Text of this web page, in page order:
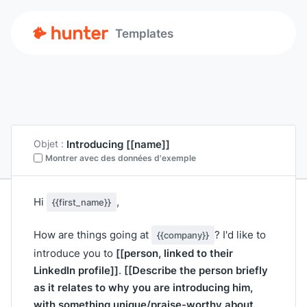
Templates
Objet : Introducing [[name]]
Montrer avec des données d'exemple
Hi {{first_name}} ,
How are things going at {{company}} ? I'd like to
introduce you to [[person, linked to their
LinkedIn profile]]. [[Describe the person briefly
as it relates to why you are introducing him,